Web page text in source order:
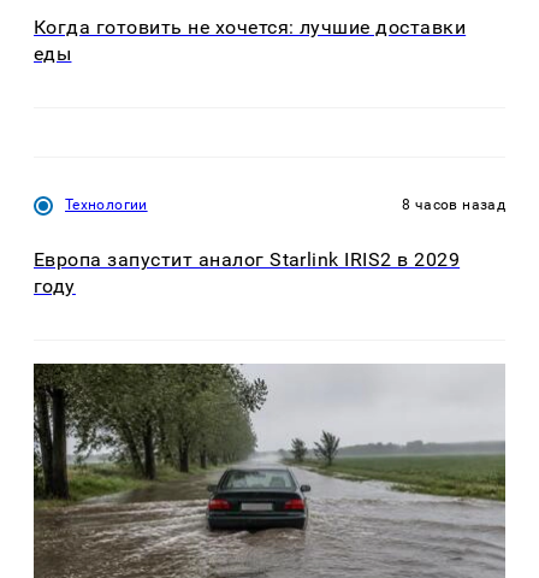
Когда готовить не хочется: лучшие доставки
еды
Технологии 8 часов назад
Европа запустит аналог Starlink IRIS2 в 2029
году